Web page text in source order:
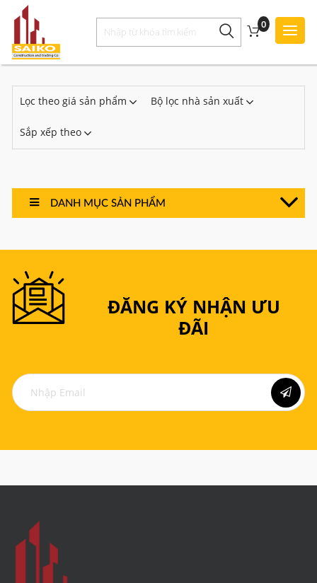
Styles
0
Lọc theo giá sản phẩm Bộ lọc nhà sản xuất
Sắp xếp theo
DANH MỤC SẢN PHẨM
ĐĂNG KÝ NHẬN ƯU
ĐÃI